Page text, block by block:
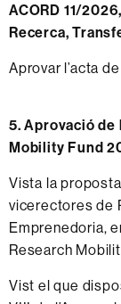
ACORD 11/
Recerca,
Aprovar l’acta
5. Aprovació de
Mobility Fund
Vista la
vicerectores de
Emprenedoria,
Research
Vist el que